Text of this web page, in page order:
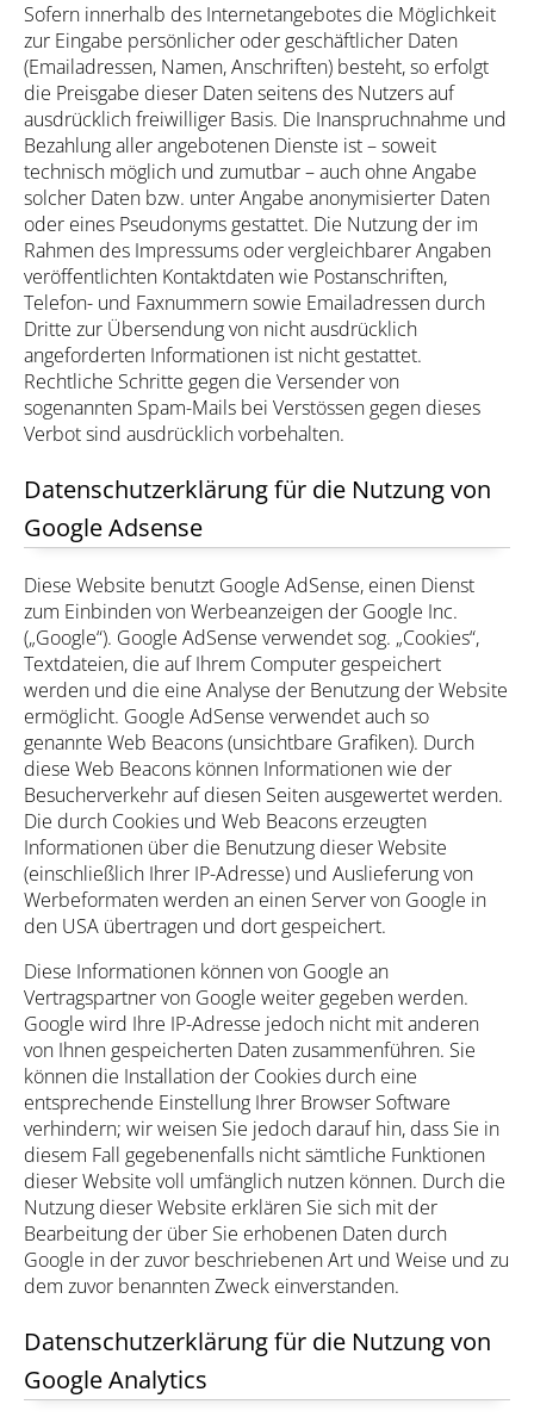
Sofern innerhalb des Internetangebotes die Möglichkeit
zur Eingabe persönlicher oder geschäftlicher Daten
(Emailadressen, Namen, Anschriften) besteht, so erfolgt
die Preisgabe dieser Daten seitens des Nutzers auf
ausdrücklich freiwilliger Basis. Die Inanspruchnahme und
Bezahlung aller angebotenen Dienste ist – soweit
technisch möglich und zumutbar – auch ohne Angabe
solcher Daten bzw. unter Angabe anonymisierter Daten
oder eines Pseudonyms gestattet. Die Nutzung der im
Rahmen des Impressums oder vergleichbarer Angaben
veröffentlichten Kontaktdaten wie Postanschriften,
Telefon- und Faxnummern sowie Emailadressen durch
Dritte zur Übersendung von nicht ausdrücklich
angeforderten Informationen ist nicht gestattet.
Rechtliche Schritte gegen die Versender von
sogenannten Spam-Mails bei Verstössen gegen dieses
Verbot sind ausdrücklich vorbehalten.
Datenschutzerklärung für die Nutzung von
Google Adsense
Diese Website benutzt Google AdSense, einen Dienst
zum Einbinden von Werbeanzeigen der Google Inc.
(„Google“). Google AdSense verwendet sog. „Cookies“,
Textdateien, die auf Ihrem Computer gespeichert
werden und die eine Analyse der Benutzung der Website
ermöglicht. Google AdSense verwendet auch so
genannte Web Beacons (unsichtbare Grafiken). Durch
diese Web Beacons können Informationen wie der
Besucherverkehr auf diesen Seiten ausgewertet werden.
Die durch Cookies und Web Beacons erzeugten
Informationen über die Benutzung dieser Website
(einschließlich Ihrer IP-Adresse) und Auslieferung von
Werbeformaten werden an einen Server von Google in
den USA übertragen und dort gespeichert.
Diese Informationen können von Google an
Vertragspartner von Google weiter gegeben werden.
Google wird Ihre IP-Adresse jedoch nicht mit anderen
von Ihnen gespeicherten Daten zusammenführen. Sie
können die Installation der Cookies durch eine
entsprechende Einstellung Ihrer Browser Software
verhindern; wir weisen Sie jedoch darauf hin, dass Sie in
diesem Fall gegebenenfalls nicht sämtliche Funktionen
dieser Website voll umfänglich nutzen können. Durch die
Nutzung dieser Website erklären Sie sich mit der
Bearbeitung der über Sie erhobenen Daten durch
Google in der zuvor beschriebenen Art und Weise und zu
dem zuvor benannten Zweck einverstanden.
Datenschutzerklärung für die Nutzung von
Google Analytics